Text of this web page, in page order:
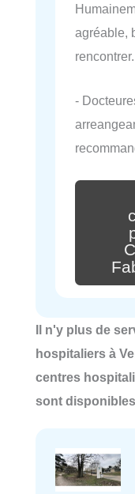
agréable,
rencontrer.
-
Il n'y plus de
hospitaliers à
centres
sont disponibles